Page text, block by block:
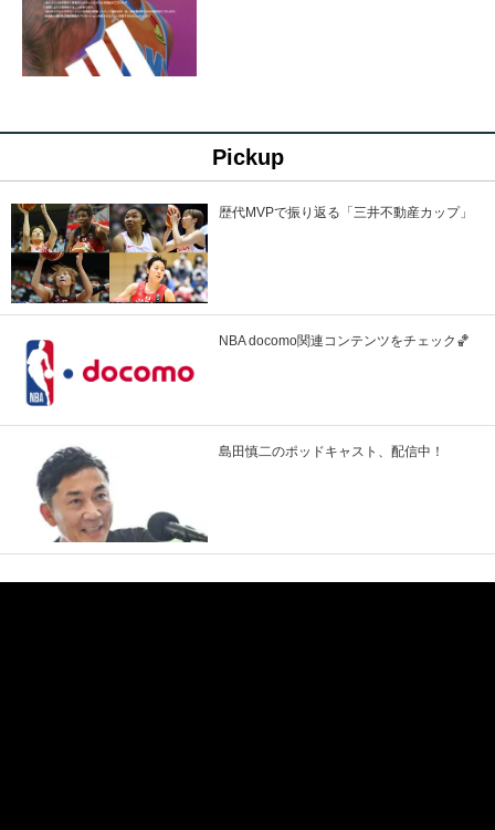
Pickup
歴代MVPで振り返る「三井不動産カップ」
NBA docomo関連コンテンツをチェック🏀
島田慎二のポッドキャスト、配信中！